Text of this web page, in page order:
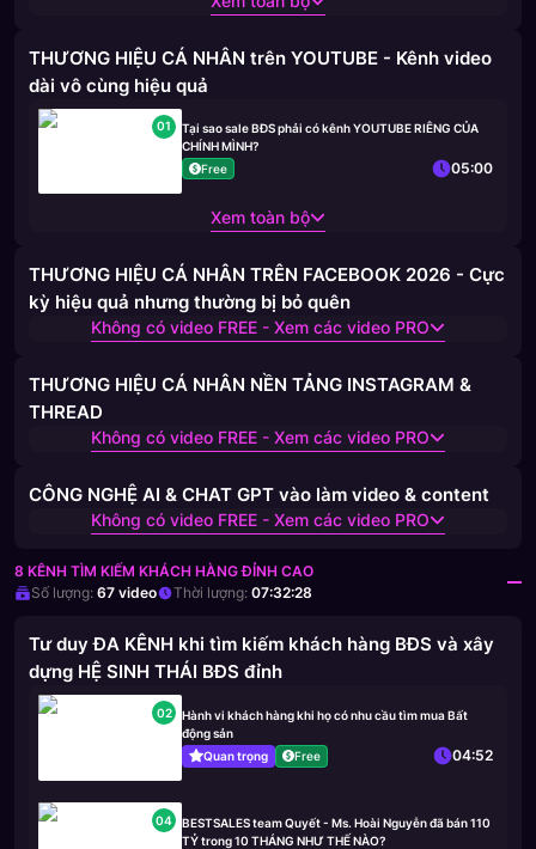
THƯƠNG HIỆU CÁ NHÂN trên YOUTUBE - Kênh video
dài vô cùng hiệu quả
01
Tại sao sale BĐS phải có kênh YOUTUBE RIÊNG CỦA
CHÍNH MÌNH?
Free
05:00
Xem toàn bộ
THƯƠNG HIỆU CÁ NHÂN TRÊN FACEBOOK 2026 - Cực
kỳ hiệu quả nhưng thường bị bỏ quên
Không có video FREE - Xem các video PRO
THƯƠNG HIỆU CÁ NHÂN NỀN TẢNG INSTAGRAM &
THREAD
Không có video FREE - Xem các video PRO
CÔNG NGHỆ AI & CHAT GPT vào làm video & content
Không có video FREE - Xem các video PRO
8 KÊNH TÌM KIẾM KHÁCH HÀNG ĐỈNH CAO
Số lượng: 67 video Thời lượng: 07:32:28
Tư duy ĐA KÊNH khi tìm kiếm khách hàng BĐS và xây
dựng HỆ SINH THÁI BĐS đỉnh
02
Hành vi khách hàng khi họ có nhu cầu tìm mua Bất
động sản
Quan trọng
Free 04:52
04
BESTSALES team Quyết - Ms. Hoài Nguyễn đã bán 110
TỶ trong 10 THÁNG NHƯ THẾ NÀO?